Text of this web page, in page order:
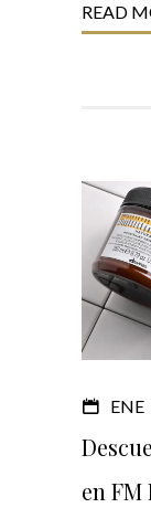
READ
ENE
en